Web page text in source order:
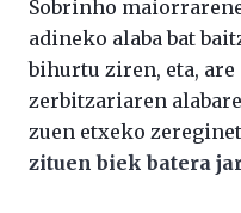
Sobrinho
adineko alaba bat
bihurtu ziren, eta, are
zerbitzariaren
zuen etxeko
zituen biek batera